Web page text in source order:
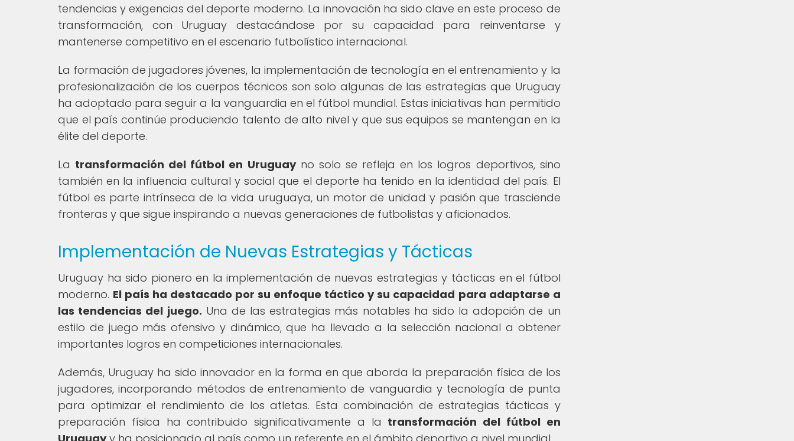
tendencias y exigencias del deporte moderno. La innovación ha sido clave en este proceso de
transformación, con Uruguay destacándose por su capacidad para reinventarse y
mantenerse competitivo en el escenario futbolístico internacional.
La formación de jugadores jóvenes, la implementación de tecnología en el entrenamiento y la
profesionalización de los cuerpos técnicos son solo algunas de las estrategias que Uruguay
ha adoptado para seguir a la vanguardia en el fútbol mundial. Estas iniciativas han permitido
que el país continúe produciendo talento de alto nivel y que sus equipos se mantengan en la
élite del deporte.
La transformación del fútbol en Uruguayno solo se refleja en los logros deportivos, sino
también en la influencia cultural y social que el deporte ha tenido en la identidad del país. El
fútbol es parte intrínseca de la vida uruguaya, un motor de unidad y pasión que trasciende
fronteras y que sigue inspirando a nuevas generaciones de futbolistas y aficionados.
Implementación de Nuevas Estrategias y Tácticas
Uruguay ha sido pionero en la implementación de nuevas estrategias y tácticas en el fútbol
moderno. El país ha destacado por su enfoque táctico y su capacidad para adaptarse a
las tendencias del juego. Una de las estrategias más notables ha sido la adopción de un
estilo de juego más ofensivo y dinámico, que ha llevado a la selección nacional a obtener
importantes logros en competiciones internacionales.
Además, Uruguay ha sido innovador en la forma en que aborda la preparación física de los
jugadores, incorporando métodos de entrenamiento de vanguardia y tecnología de punta
para optimizar el rendimiento de los atletas. Esta combinación de estrategias tácticas y
preparación física ha contribuido significativamente a la transformación del fútbol en